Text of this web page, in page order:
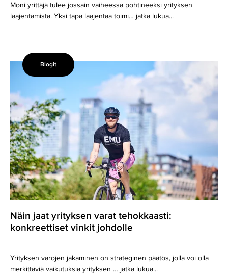
Moni yrittäjä tulee jossain vaiheessa pohtineeksi yrityksen
laajentamista. Yksi tapa laajentaa toimi… jatka lukua...
Näin
yrityksen
varat
tehokkaasti:
konkreettiset
vinkit
johdolle
Blogit
Näin jaat yrityksen varat tehokkaasti:
konkreettiset vinkit johdolle
Yrityksen varojen jakaminen on strateginen päätös, jolla voi olla
merkittäviä vaikutuksia yrityksen … jatka lukua...